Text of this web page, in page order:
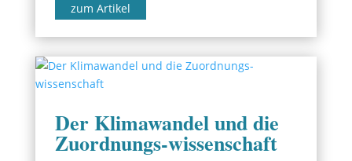
zum Artikel
Der Klimawandel und die
Zuordnungs-wissenschaft